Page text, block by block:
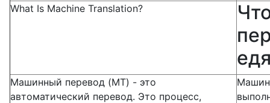
What Is Machine Translation?
Машинный перевод (MT) - это
автоматический перевод. Это процесс,